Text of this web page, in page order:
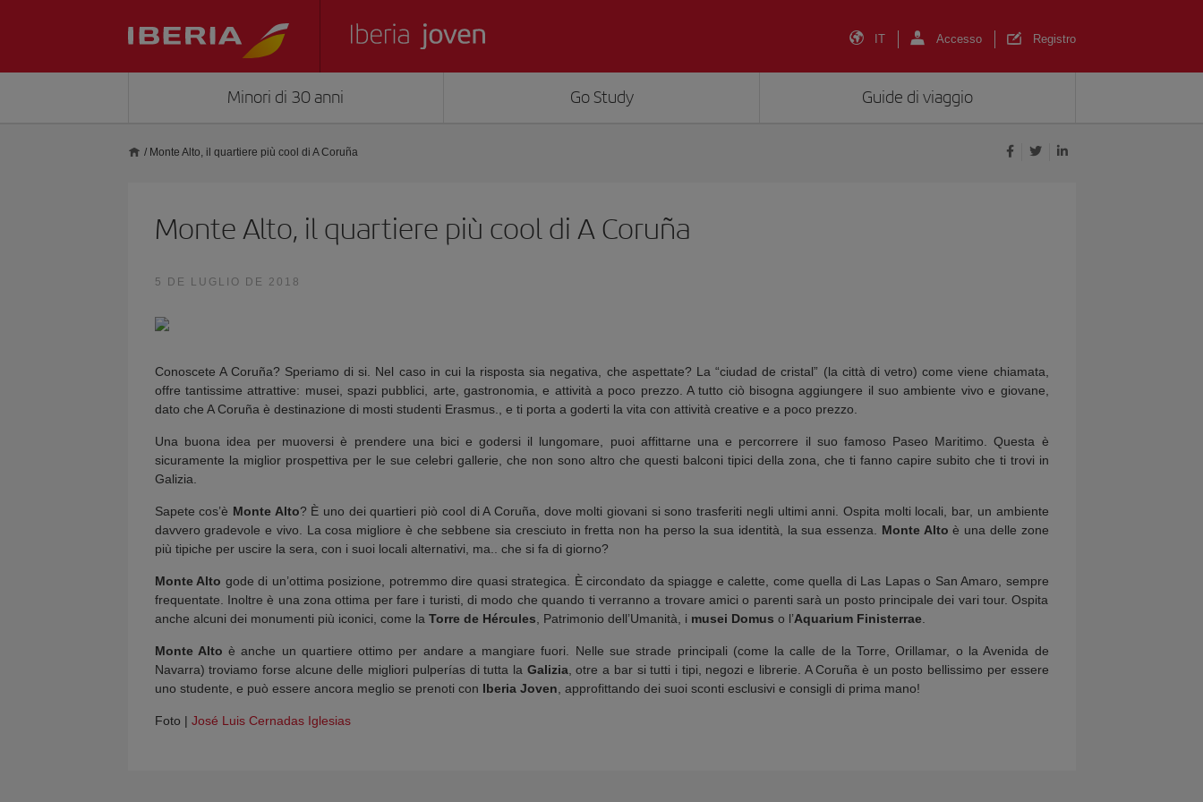
IT Accesso Registro
Minori di 30 anni Go Study Guide di viaggio
/ Monte Alto, il quartiere più cool di A Coruña
Monte Alto, il quartiere più cool di A Coruña
5 DE LUGLIO DE 2018
Conoscete A Coruña? Speriamo di si. Nel caso in cui la risposta sia negativa, che aspettate? La “ciudad de cristal” (la città di vetro) come viene chiamata,
offre tantissime attrattive: musei, spazi pubblici, arte, gastronomia, e attività a poco prezzo. A tutto ciò bisogna aggiungere il suo ambiente vivo e giovane,
dato che A Coruña è destinazione di mosti studenti Erasmus., e ti porta a goderti la vita con attività creative e a poco prezzo.
Una buona idea per muoversi è prendere una bici e godersi il lungomare, puoi affittarne una e percorrere il suo famoso Paseo Maritimo. Questa è
sicuramente la miglior prospettiva per le sue celebri gallerie, che non sono altro che questi balconi tipici della zona, che ti fanno capire subito che ti trovi in
Galizia.
Sapete cos’è Monte Alto? È uno dei quartieri piò cool di A Coruña, dove molti giovani si sono trasferiti negli ultimi anni. Ospita molti locali, bar, un ambiente
davvero gradevole e vivo. La cosa migliore è che sebbene sia cresciuto in fretta non ha perso la sua identità, la sua essenza. Monte Alto è una delle zone
più tipiche per uscire la sera, con i suoi locali alternativi, ma.. che si fa di giorno?
Monte Alto gode di un’ottima posizione, potremmo dire quasi strategica. È circondato da spiagge e calette, come quella di Las Lapas o San Amaro, sempre
frequentate. Inoltre è una zona ottima per fare i turisti, di modo che quando ti verranno a trovare amici o parenti sarà un posto principale dei vari tour. Ospita
anche alcuni dei monumenti più iconici, come la Torre de Hércules , Patrimonio dell’Umanità, i musei Domus o l’Aquarium Finisterrae.
Monte Alto è anche un quartiere ottimo per andare a mangiare fuori. Nelle sue strade principali (come la calle de la Torre, Orillamar, o la Avenida de
Navarra) troviamo forse alcune delle migliori pulperías di tutta la Galizia, otre a bar si tutti i tipi, negozi e librerie. A Coruña è un posto bellissimo per essere
uno studente, e può essere ancora meglio se prenoti con Iberia Joven , approfittando dei suoi sconti esclusivi e consigli di prima mano!
Foto | José Luis Cernadas Iglesias